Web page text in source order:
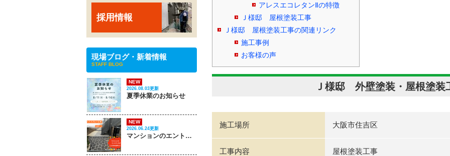
アレスエコレタンⅡの特徴
Ｊ様邸 屋根塗装工事
Ｊ様邸 屋根塗装工事の関連リンク
施工事例
お客様の声
Ｊ様邸 外壁塗装・屋根塗装
施工場所 大阪市住吉区
工事内容 屋根塗装工事
採用情報
現場ブログ・新着情報
STAFF BLOG
NEW
2026.08.03更新
夏季休業のお知らせ
NEW
2026.06.24更新
マンションのエントランスがこんなに変わる‼ PART 2